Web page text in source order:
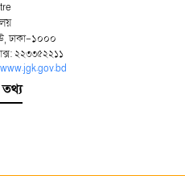
ঢাকা-১০০০
২২৩৩৫২২১১
www.jgk.gov.bd
তথ্য